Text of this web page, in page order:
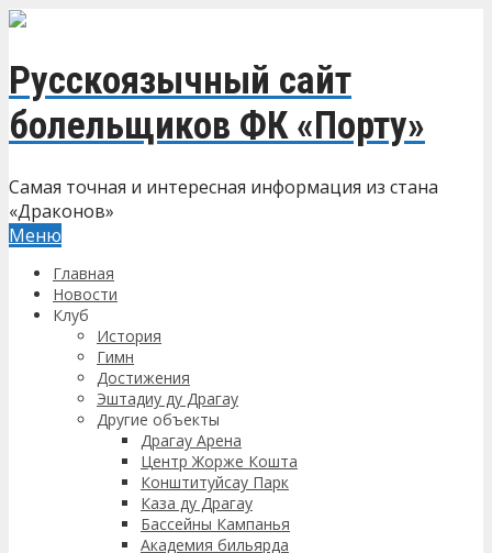
Русскоязычный сайт
болельщиков ФК «Порту»
Самая точная и интересная информация из стана
«Драконов»
Меню
Главная
Новости
Клуб
История
Гимн
Достижения
Эштадиу ду Драгау
Другие объекты
Драгау Арена
Центр Жорже Кошта
Конштитуйсау Парк
Каза ду Драгау
Бассейны Кампанья
Академия бильярда